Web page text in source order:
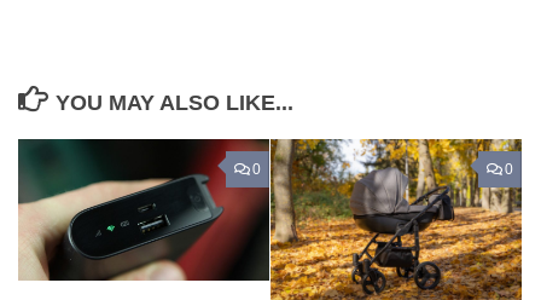
YOU MAY ALSO LIKE...
0 0